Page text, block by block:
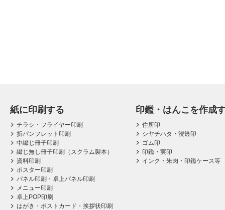
紙に印刷する
チラシ・フライヤー印刷
折パンフレット印刷
中綴じ冊子印刷
綴じ無し冊子印刷（スクラム製本）
資料印刷
ポスター印刷
パネル印刷・卓上パネル印刷
メニュー印刷
卓上POP印刷
はがき・ポストカード・挨拶状印刷
印鑑・はんこを作成
住所印
シヤチハタ・浸透印
ゴム印
印鑑・実印
インク・朱肉・印鑑ケース等